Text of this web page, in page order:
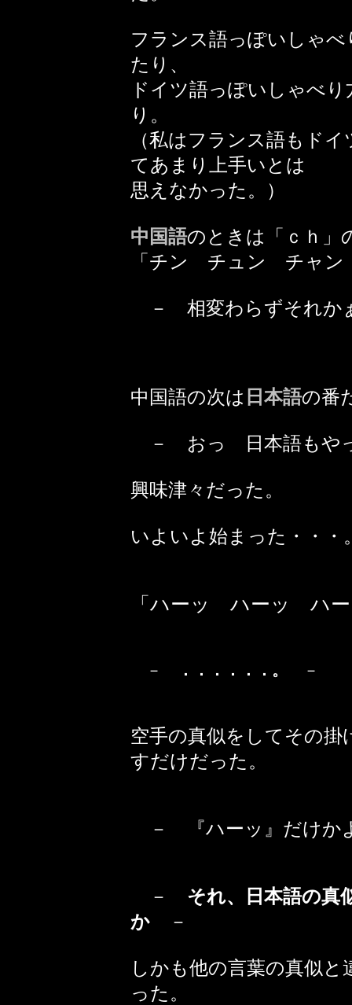
フランス語っぽいしゃ
たり、
ドイツ語っぽいしゃべ
り。
（私はフランス語もド
てあまり上手いとは
思えなかった。）
中国語のときは「ｃｈ」
「チン チュン チャン
－ 相変わらずそれ
中国語の次は 日本語の番
－ おっ 日本語もや
興味津々だった。
いよいよ始まった・・・
「ハーッ ハーッ ハー
－ ．．．．．．。 －
空手の真似をしてその
すだけだった。
－ 『ハーッ』だけ
－
それ、日本語の真
か －
しかも他の言葉の真似
った。